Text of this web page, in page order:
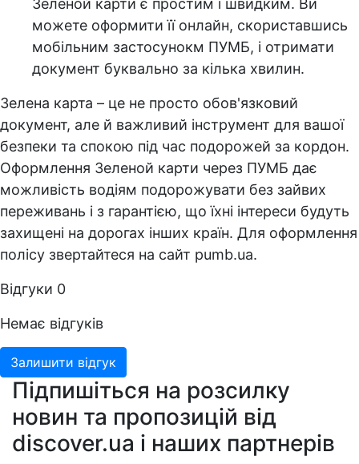
Зеленой карти є простим і швидким. Ви
можете оформити її онлайн, скориставшись
мобільним застосунокм ПУМБ, і отримати
документ буквально за кілька хвилин.
Зелена карта – це не просто обов'язковий
документ, але й важливий інструмент для вашої
безпеки та спокою під час подорожей за кордон.
Оформлення Зеленой карти через ПУМБ дає
можливість водіям подорожувати без зайвих
переживань і з гарантією, що їхні інтереси будуть
захищені на дорогах інших країн. Для оформлення
полісу звертайтеся на сайт pumb.ua.
Відгуки 0
Немає відгуків
Залишити відгук
Підпишіться на розсилку
новин та пропозицій від
discover.ua і наших партнерів